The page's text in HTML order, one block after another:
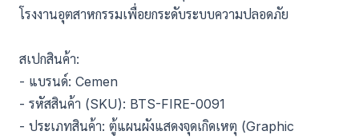
โรงงานอุตสาหกรรมเพื่อยกระดับระบบความปลอดภัย
สเปกสินค้า:
- แบรนด์: Cemen
- รหัสสินค้า (SKU): BTS-FIRE-0091
- ประเภทสินค้า: ตู้แผนผังแสดงจุดเกิดเหตุ (Graphic